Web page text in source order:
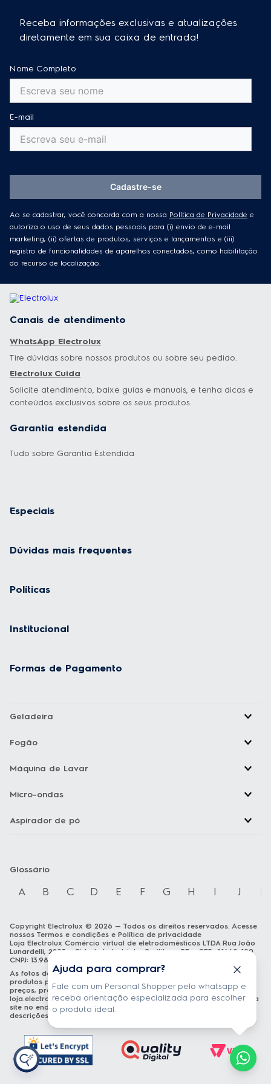
Ajuda para comprar?
Fale com um Personal Shopper pelo whatsapp e
receba orientação especializada para escolher
o produto ideal.
funcionalidades inteligentes, como a Função
Economia de Energia, que desativa
não está em uso — uma solução econômica e
eficiente para o seu dia a dia.
Essa resposta foi útil? 0 0
experiência no preparo dos seus alimentos.
em diferentes espaços, já que pode ser alocado
sobre uma mesa ou uma bancada; já o micro-ondas
de embutir costuma ser fixado na marcenaria da
que cabe perfeitamente no espaço designado a
ele.
Receba informações exclusivas e atualizações
diretamente em sua caixa de entrada!
Nome Completo
E-mail
Ao se cadastrar, você concorda com a nossa Política de Privacidade e
autoriza o uso de seus dados pessoais para (i) envio de e-mail
marketing, (ii) ofertas de produtos, serviços e lançamentos e (iii)
registro de funcionalidades de aparelhos conectados, como habilitação
do recurso de localização.
Cadastre-se
Canais de atendimento
WhatsApp Electrolux
Tire dúvidas sobre nossos produtos ou sobre seu pedido.
Electrolux Cuida
Solicite atendimento, baixe guias e manuais, e tenha dicas e
conteúdos exclusivos sobre os seus produtos.
Garantia estendida
Tudo sobre Garantia Estendida
Especiais
Dúvidas mais frequentes
Políticas
Institucional
Formas de Pagamento
Geladeira
Fogão
Máquina de Lavar
Micro-ondas
Aspirador de pó
Glossário
A B C D E F G H I J K
Copyright Electrolux © 2026 — Todos os direitos reservados. Acesse
nossos Termos e condições e Política de privacidade
Loja Electrolux Comércio virtual de eletrodomésticos LTDA Rua João
Lunardelli, 2205 - Cidade Industrial - Curitiba - PR - CEP: 81460-100
CNPJ: 13.986.197/0001-21
As fotos dos produtos são meramente ilustrativas. A venda dos
produtos publicados está sujeita a disponibilidade de estoque. Os
preços, promoções e formas de pagamento publicados em
loja.electrolux.com.brestão válidos exclusivamente para compra via
site no endereço mencionado. As especificações técnicas e
descrições estão sujeitas a alterações sem aviso prévio.